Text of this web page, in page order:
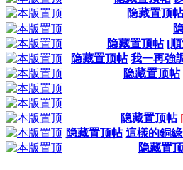
隐藏置顶帖
隐藏置顶帖 [
隐藏置顶帖 我一再強
隐藏置顶帖
隐藏置顶帖
隐藏置顶帖 這樣的銅
隐藏置